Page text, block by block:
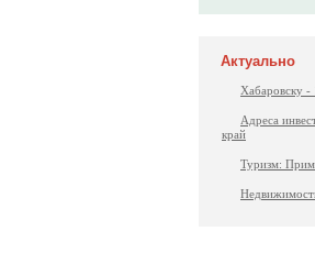
Актуально
Хабаровску -
Адреса
край
Туризм: